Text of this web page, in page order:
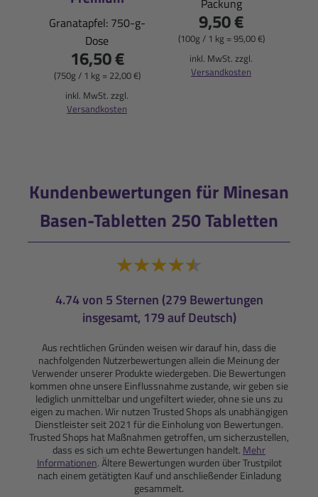
Granatapfel: 750-g-
Dose
16,50 €
(750g / 1 kg = 22,00 €)
inkl. MwSt. zzgl.
Versandkosten
Packung
9,50 €
(100g / 1 kg = 95,00 €)
inkl. MwSt. zzgl.
Versandkosten
Kundenbewertungen für Minesan
Basen-Tabletten 250 Tabletten
4.74 von 5 Sternen (279 Bewertungen
insgesamt, 179 auf Deutsch)
Aus rechtlichen Gründen weisen wir darauf hin, dass die
nachfolgenden Nutzerbewertungen allein die Meinung der
Verwender unserer Produkte wiedergeben. Die Bewertungen
kommen ohne unsere Einflussnahme zustande, wir geben sie
lediglich unmittelbar und ungefiltert wieder, ohne sie uns zu
eigen zu machen. Wir nutzen Trusted Shops als unabhängigen
Dienstleister seit 2021 für die Einholung von Bewertungen.
Trusted Shops hat Maßnahmen getroffen, um sicherzustellen,
dass es sich um echte Bewertungen handelt. Mehr
Informationen. Ältere Bewertungen wurden über Trustpilot
nach einem getätigten Kauf und anschließender Einladung
gesammelt.